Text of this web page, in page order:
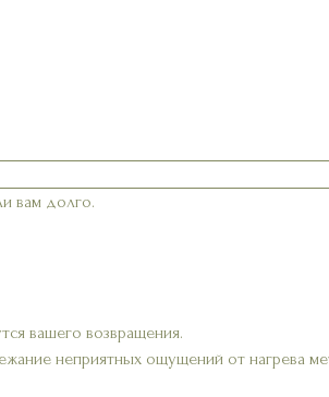
вам долго.
вашего возвращения.
неприятных ощущений от нагрева